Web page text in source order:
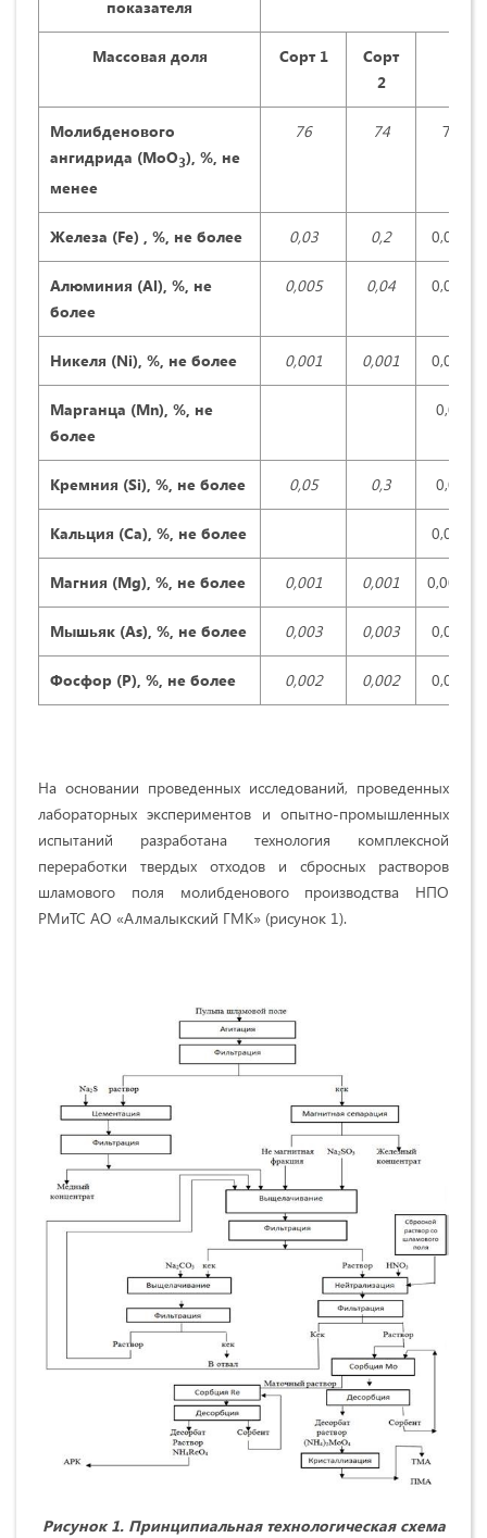
показателя
Массовая доля Cорт 1
Сорт
2
Молибденового
ангидрида (МоО3), %, не
менее
76 74 78
Железа (Fe) , %, не более 0,03 0,2 0,007
Алюминия (Al), %, не
более
0,005 0,04 0,005
Никеля (Ni), %, не более 0,001 0,001 0,005
Марганца (Mn), %, не
более
0,01
Кремния (Si), %, не более 0,05 0,3 0,01
Кальция (Ca), %, не более 0,004
Магния (Mg), %, не более 0,001 0,001 0,0015
Мышьяк (As), %, не более 0,003 0,003 0,003
Фосфор (P), %, не более 0,002 0,002 0,002
На основании проведенных исследований, проведенных
лабораторных экспериментов и опытно-промышленных
испытаний разработана технология комплексной
переработки твердых отходов и сбросных растворов
шламового поля молибденового производства НПО
РМиТС АО «Алмалыкский ГМК» (рисунок 1).
Рисунок 1. Принципиальная технологическая схема